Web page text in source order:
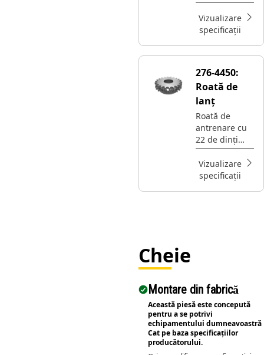
Vizualizare
specificații
276-4450:
Roată de
lanț
Roată de
antrenare cu
22 de dinți
Cat® pentru
greblă de
teren
Vizualizare
specificații
Cheie
Montare din fabrică
Această piesă este concepută
pentru a se potrivi
echipamentului dumneavoastră
Cat pe baza specificațiilor
producătorului.